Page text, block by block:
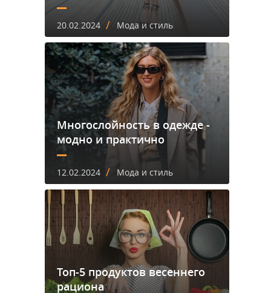
20.02.2024 / Мода и стиль
Многослойность в одежде -
модно и практично
12.02.2024 / Мода и стиль
Топ-5 продуктов весеннего
рациона